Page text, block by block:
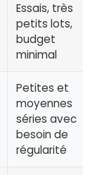
Essais, très
petits lots,
budget
minimal
Petites et
moyennes
séries avec
besoin de
régularité